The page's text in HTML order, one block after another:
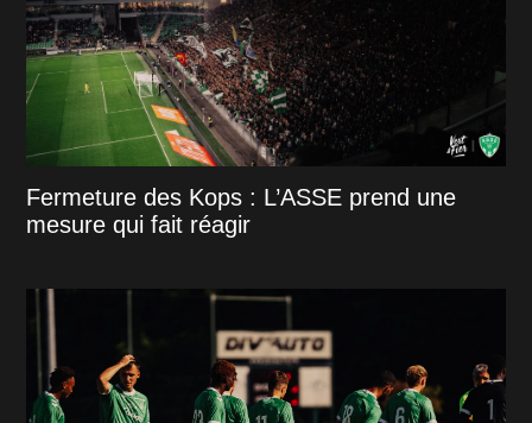
Fermeture des Kops : L’ASSE prend une
mesure qui fait réagir